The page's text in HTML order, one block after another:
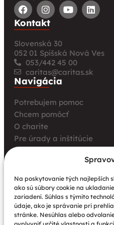
Na poskytovanie tých najlepších
ako sú súbory cookie na
zariadení. Súhlas s týmito
údaje, ako je správanie pri
stránke. Nesúhlas alebo
Kontakt
Slovenská 30
052 01 Spišská Nová Ves
053/442 45 00
caritas@caritas.sk
Navigácia
Potrebujem pomoc
Chcem pomôcť
O charite
Pre úrady a inštitúcie
Farské charity
Aktuality
Charita bez hraníc:
charity a Krakowskej
nové pohľady na